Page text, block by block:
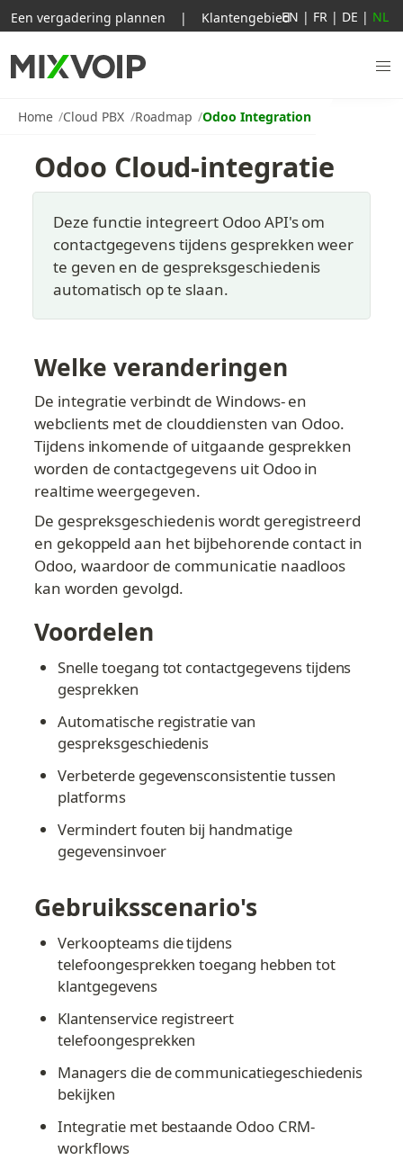
Home Cloud PBX Roadmap Odoo Integration
Odoo Cloud-integratie
Deze functie integreert Odoo API's om
contactgegevens tijdens gesprekken weer
te geven en de gespreksgeschiedenis
automatisch op te slaan.
Welke veranderingen
De integratie verbindt de Windows- en
webclients met de clouddiensten van Odoo.
Tijdens inkomende of uitgaande gesprekken
worden de contactgegevens uit Odoo in
realtime weergegeven.
De gespreksgeschiedenis wordt geregistreerd
en gekoppeld aan het bijbehorende contact in
Odoo, waardoor de communicatie naadloos
kan worden gevolgd.
Voordelen
Snelle toegang tot contactgegevens tijdens
gesprekken
Automatische registratie van
gespreksgeschiedenis
Verbeterde gegevensconsistentie tussen
platforms
Vermindert fouten bij handmatige
gegevensinvoer
Gebruiksscenario's
Verkoopteams die tijdens
telefoongesprekken toegang hebben tot
klantgegevens
Klantenservice registreert
telefoongesprekken
Managers die de communicatiegeschiedenis
bekijken
Integratie met bestaande Odoo CRM-
workflows
Een vergadering plannen | KlantengebiedEN | FR | DE | NL